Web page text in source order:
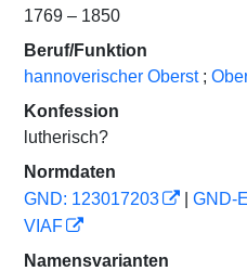
1769 – 1850
Beruf/Funktion
hannoverischer Oberst ;
Konfession
lutherisch?
Normdaten
GND: 123017203
GND-
VIAF
Namensvarianten